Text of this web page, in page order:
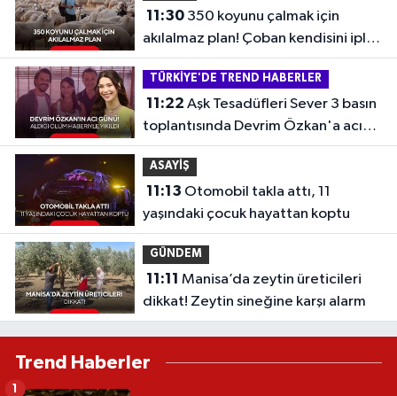
11:30350 koyunu çalmak için
akılalmaz plan! Çoban kendisini iple
bağlattı...
TÜRKİYE'DE TREND HABERLER
11:22
toplantısında Devrim Özkan'a acı
haber
ASAYİŞ
11:13
yaşındaki çocuk hayattan koptu
GÜNDEM
11:11
dikkat! Zeytin sineğine karşı alarm
Trend Haberler
1